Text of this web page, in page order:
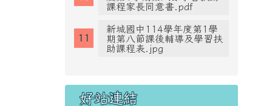
課程家長同意書.pdf
新城國中114學年度第1學
期第八節課後輔導及學習扶
助課程表.jpg
好站連結